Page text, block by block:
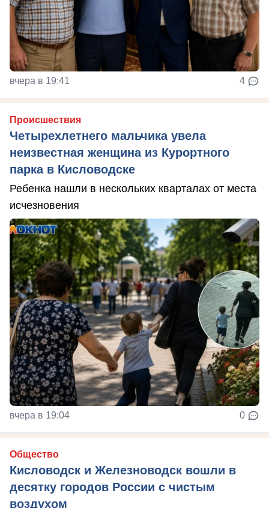
вчера в 19:41 4
Происшествия
Четырехлетнего мальчика увела
неизвестная женщина из Курортного
парка в Кисловодске
Ребенка нашли в нескольких кварталах от места
исчезновения
вчера в 19:04 0
Общество
Кисловодск и Железноводск вошли в
десятку городов России с чистым
воздухом